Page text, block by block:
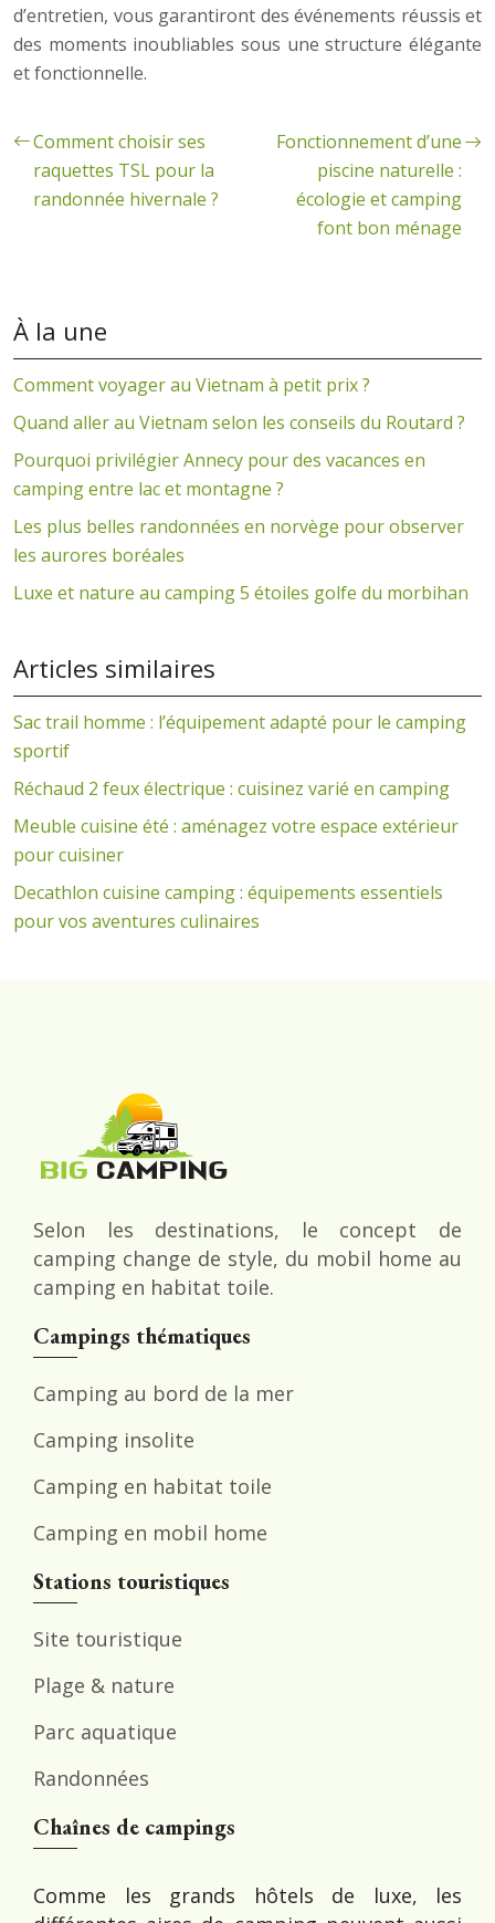
d’entretien, vous garantiront des événements réussis et
des moments inoubliables sous une structure élégante
et fonctionnelle.
Comment choisir ses
raquettes TSL pour la
randonnée hivernale ?
Fonctionnement d’une
piscine naturelle :
écologie et camping
font bon ménage
À la une
Comment voyager au Vietnam à petit prix ?
Quand aller au Vietnam selon les conseils du Routard ?
Pourquoi privilégier Annecy pour des vacances en
camping entre lac et montagne ?
Les plus belles randonnées en norvège pour observer
les aurores boréales
Luxe et nature au camping 5 étoiles golfe du morbihan
Articles similaires
Sac trail homme : l’équipement adapté pour le camping
sportif
Réchaud 2 feux électrique : cuisinez varié en camping
Meuble cuisine été : aménagez votre espace extérieur
pour cuisiner
Decathlon cuisine camping : équipements essentiels
pour vos aventures culinaires
Selon les destinations, le concept de
camping change de style, du mobil home au
camping en habitat toile.
Campings thématiques
Camping au bord de la mer
Camping insolite
Camping en habitat toile
Camping en mobil home
Stations touristiques
Site touristique
Plage & nature
Parc aquatique
Randonnées
Chaînes de campings
Comme les grands hôtels de luxe, les